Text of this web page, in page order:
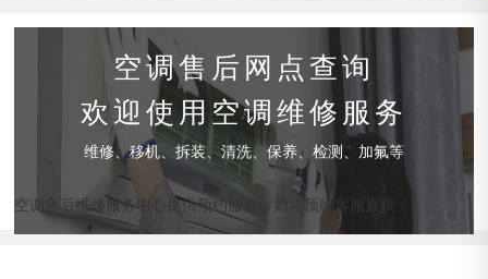
空调售后网点查询
欢迎使用空调维修服务
维修、移机、拆装、清洗、保养、检测、加氟等
空调售后维修服务中心提供预约服务，如需预约客服直拨：